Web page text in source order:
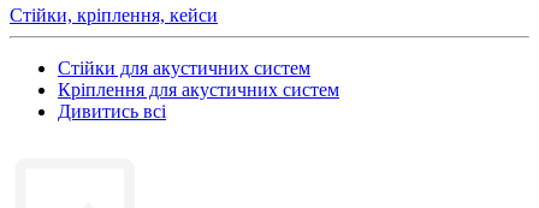
Стійки, кріплення, кейси
Стійки для акустичних систем
Кріплення для акустичних систем
Дивитись всі